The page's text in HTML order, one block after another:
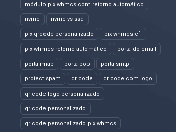
módulo pix whmcs com retorno automático
nvme nvme vs ssd
pix qrcode personalizado pix whmcs efi
pix whmcs retorno automático porta do email
porta imap porta pop porta smtp
protect spam qr code qr code com logo
qr code logo personalizado
qr code personalizado
qr code personalizado pix whmcs